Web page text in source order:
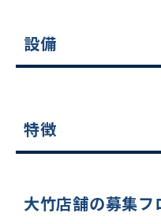
設備
特徴
大竹店舗の募集フ